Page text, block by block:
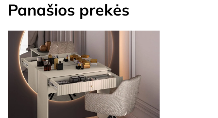
Panašios prekės